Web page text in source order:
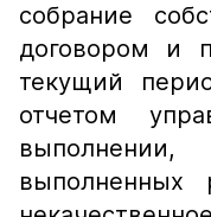
собрание
договором и
текущий
отчетом
выполненных